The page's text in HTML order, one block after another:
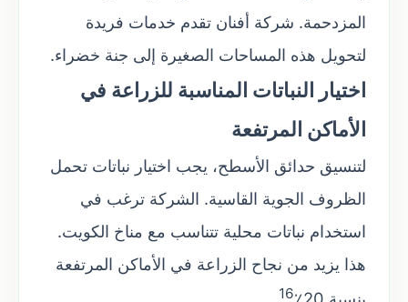
المزدحمة. شركة أفنان تقدم خدمات فريدة
لتحويل هذه المساحات الصغيرة إلى جنة خضراء.
اختيار النباتات المناسبة للزراعة في
الأماكن المرتفعة
لتنسيق حدائق الأسطح، يجب اختيار نباتات تحمل
الظروف الجوية القاسية. الشركة ترغب في
استخدام نباتات محلية تتناسب مع مناخ الكويت.
هذا يزيد من نجاح الزراعة في الأماكن المرتفعة
16